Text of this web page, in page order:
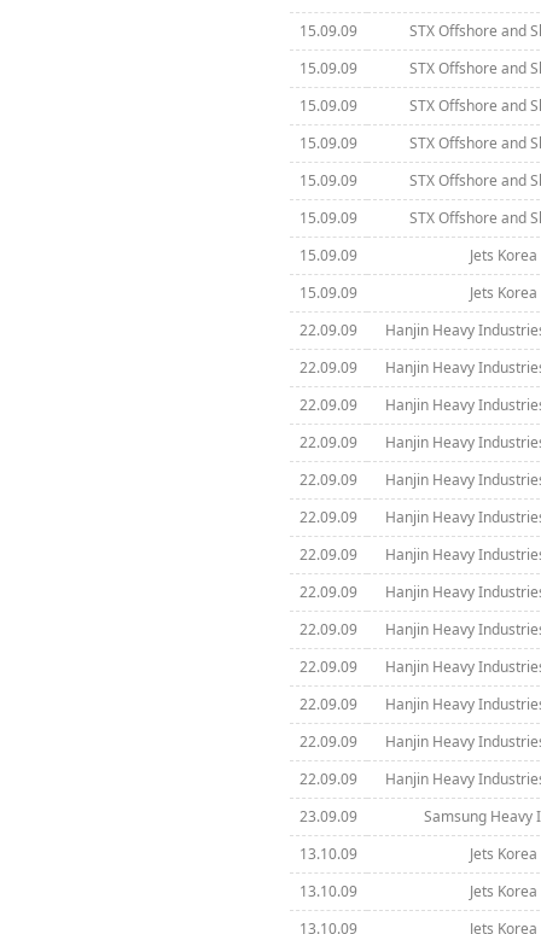
15.09.09
STX Offshore and
15.09.09
STX Offshore and
15.09.09
STX Offshore and
15.09.09
STX Offshore and
15.09.09
STX Offshore and
15.09.09
STX Offshore and
15.09.09
Jets
15.09.09
Jets
22.09.09
Hanjin Heavy
22.09.09
Hanjin Heavy
22.09.09
Hanjin Heavy
22.09.09
Hanjin Heavy
22.09.09
Hanjin Heavy
22.09.09
Hanjin Heavy
22.09.09
Hanjin Heavy
22.09.09
Hanjin Heavy
22.09.09
Hanjin Heavy
22.09.09
Hanjin Heavy
22.09.09
Hanjin Heavy
22.09.09
Hanjin Heavy
22.09.09
Hanjin Heavy
23.09.09
Samsung Heavy
13.10.09
Jets
13.10.09
Jets
13.10.09
Jets